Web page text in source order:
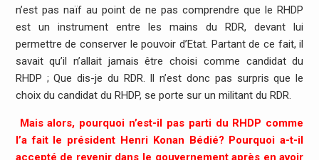
n’est pas naïf au point de ne pas comprendre que le RHDP
est un instrument entre les mains du RDR, devant lui
permettre de conserver le pouvoir d’Etat. Partant de ce fait, il
savait qu’il n’allait jamais être choisi comme candidat du
RHDP ; Que dis-je du RDR. Il n’est donc pas surpris que le
choix du candidat du RHDP, se porte sur un militant du RDR.
Mais alors, pourquoi n’est-il pas parti du RHDP comme
l’a fait le président Henri Konan Bédié? Pourquoi a-t-il
accepté de revenir dans le gouvernement après en avoir